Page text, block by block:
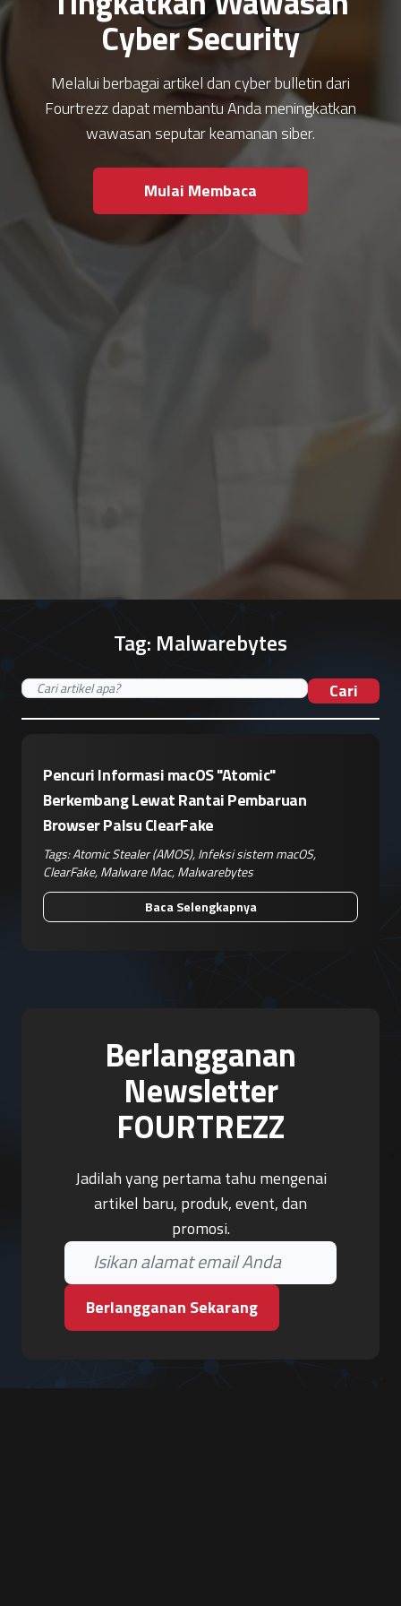
Cyber Security
Melalui berbagai artikel dan cyber bulletin dari
Fourtrezz dapat membantu Anda meningkatkan
wawasan seputar keamanan siber.
Mulai Membaca
Tag: Malwarebytes
Cari
Pencuri Informasi macOS "Atomic"
Berkembang Lewat Rantai Pembaruan
Browser Palsu ClearFake
Tags:Atomic Stealer (AMOS),Infeksi sistem macOS,
ClearFake,Malware Mac,Malwarebytes
Baca Selengkapnya
Berlangganan
Newsletter
FOURTREZZ
Jadilah yang pertama tahu mengenai
artikel baru, produk, event, dan
promosi.
Berlangganan Sekarang